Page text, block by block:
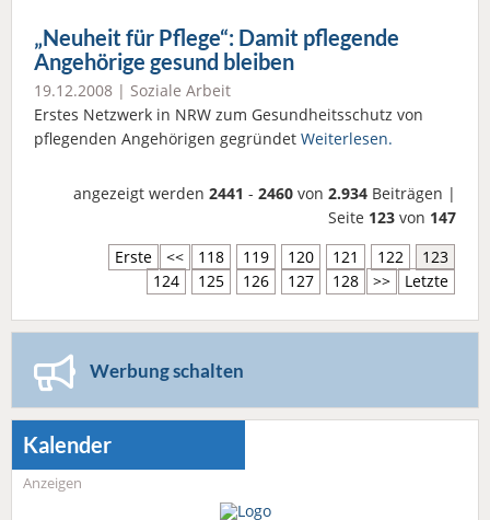
„Neuheit für Pflege“: Damit pflegende
Angehörige gesund bleiben
19.12.2008 | Soziale Arbeit
Erstes Netzwerk in NRW zum Gesundheitsschutz von
pflegenden Angehörigen gegründet Weiterlesen.
angezeigt werden 2441 - 2460 von 2.934 Beiträgen |
Seite 123 von 147
Erste
<< 118 119 120 121 122
123
124
125 126 127 128 >> Letzte
Werbung schalten
Kalender
Anzeigen